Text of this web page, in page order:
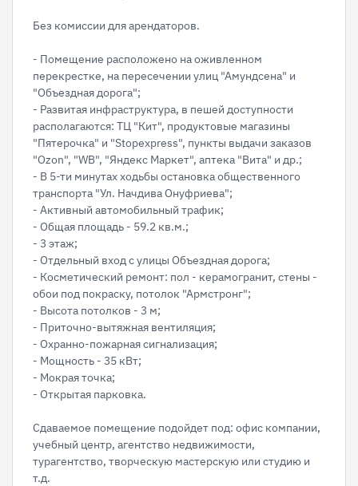
Без комиссии для арендаторов.
- Помещение расположено на оживленном
перекрестке, на пересечении улиц "Амундсена" и
"Объездная дорога";
- Развитая инфраструктура, в пешей доступности
располагаются: ТЦ "Кит", продуктовые магазины
"Пятерочка" и "Stopexpress", пункты выдачи заказов
"Ozon", "WB", "Яндекс Маркет", аптека "Вита" и др.;
- В 5-ти минутах ходьбы остановка общественного
транспорта "Ул. Начдива Онуфриева";
- Активный автомобильный трафик;
- Общая площадь - 59.2 кв.м.;
- 3 этаж;
- Отдельный вход с улицы Объездная дорога;
- Косметический ремонт: пол - керамогранит, стены -
обои под покраску, потолок "Армстронг";
- Высота потолков - 3 м;
- Приточно-вытяжная вентиляция;
- Охранно-пожарная сигнализация;
- Мощность - 35 кВт;
- Мокрая точка;
- Открытая парковка.
Сдаваемое помещение подойдет под: офис компании,
учебный центр, агентство недвижимости,
турагентство, творческую мастерскую или студию и
т.д.